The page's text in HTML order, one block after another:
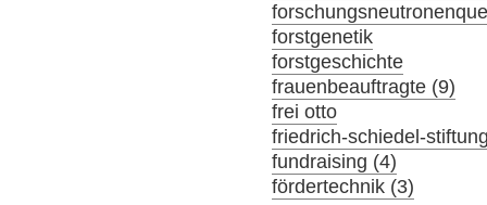
forstgenetik
forstgeschichte
frauenbeauftragte (9)
frei otto
friedrich-schiedel-
fundraising (4)
fördertechnik (3)